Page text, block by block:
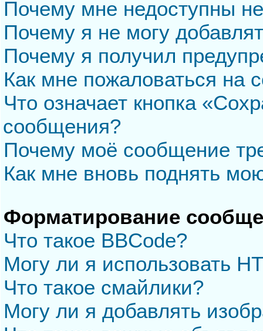
Почему мне недоступны
Почему я не могу
Почему я получил
Как мне пожаловаться на
Что означает кнопка
сообщения?
Почему моё сообщение
Как мне вновь поднять
Форматирование
Что такое BBCode?
Могу ли я использовать
Что такое смайлики?
Могу ли я добавлять